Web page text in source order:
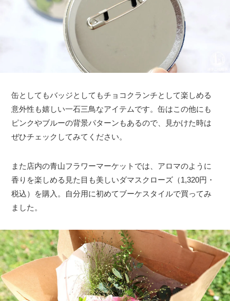
缶としてもバッジとしてもチョコクランチとして楽しめる
意外性も嬉しい一石三鳥なアイテムです。缶はこの他にも
ピンクやブルーの背景パターンもあるので、見かけた時は
ぜひチェックしてみてください。
また店内の青山フラワーマーケットでは、アロマのように
香りを楽しめる見た目も美しいダマスクローズ（1,320円・
税込）を購入。自分用に初めてブーケスタイルで買ってみ
ました。